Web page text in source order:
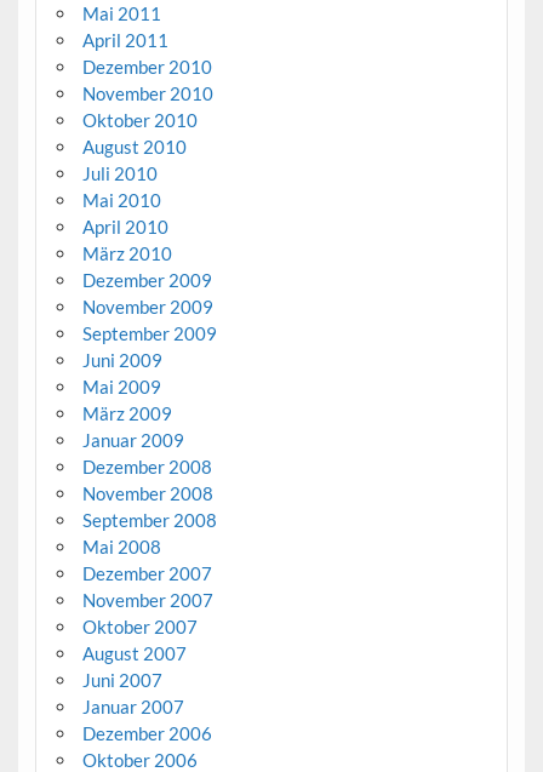
Mai 2011
April 2011
Dezember 2010
November 2010
Oktober 2010
August 2010
Juli 2010
Mai 2010
April 2010
März 2010
Dezember 2009
November 2009
September 2009
Juni 2009
Mai 2009
März 2009
Januar 2009
Dezember 2008
November 2008
September 2008
Mai 2008
Dezember 2007
November 2007
Oktober 2007
August 2007
Juni 2007
Januar 2007
Dezember 2006
Oktober 2006